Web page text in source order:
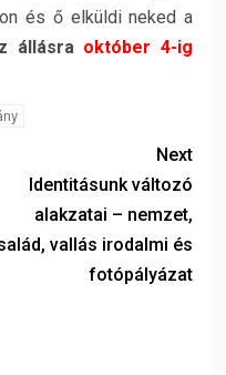
és ő elküldi neked a
állásra október 4-ig
Next
Identitásunk változó
alakzatai – nemzet,
vallás irodalmi és
fotópályázat